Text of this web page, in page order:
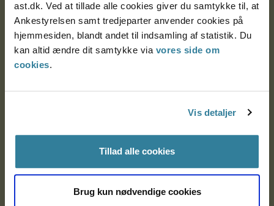
ast.dk. Ved at tillade alle cookies giver du samtykke til, at
Ankestyrelsen samt tredjeparter anvender cookies på
hjemmesiden, blandt andet til indsamling af statistik. Du
kan altid ændre dit samtykke via vores side om
cookies.
Vis detaljer
Tillad alle cookies
Brug kun nødvendige cookies
Nytorv 7, 2. sal
9000 Aalborg
CVR: 1007 4002